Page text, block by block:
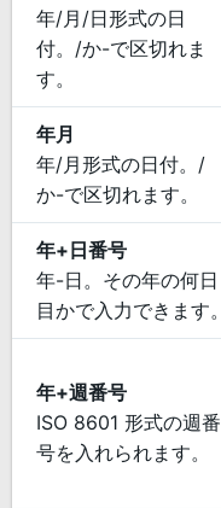
年/月/日形式の日
付。/か-で区切れま
す。
年月
年/月形式の日付。/
か-で区切れます。
年+日番号
年-日。その年の何日
目かで入力できます。
年+週番号
ISO 8601 形式の週番
号を入れられます。